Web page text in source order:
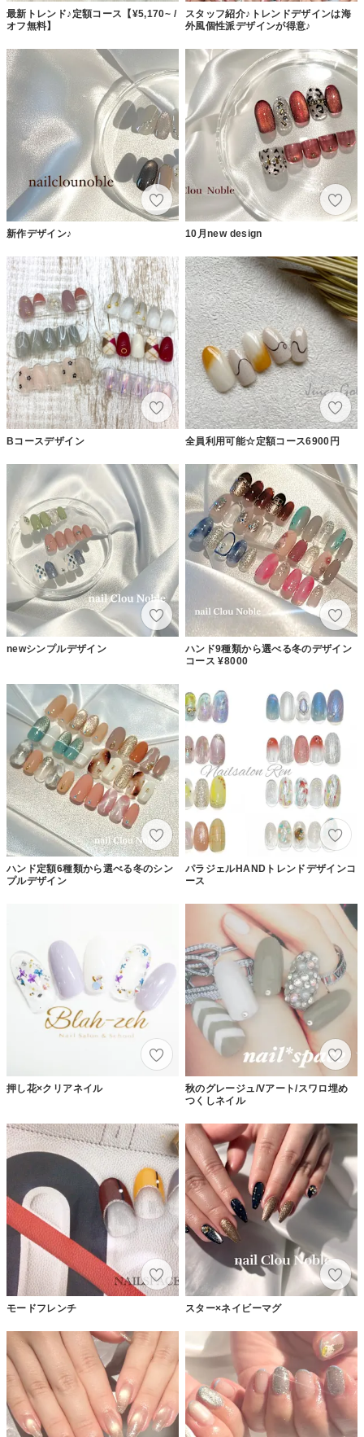
最新トレンド♪定額コース【¥5,170~ /
オフ無料】
スタッフ紹介♪トレンドデザインは海
外風個性派デザインが得意♪
新作デザイン♪ 10月new design
Bコースデザイン 全員利用可能☆定額コース6900円
newシンプルデザイン
ハンド9種類から選べる冬のデザイン
コース ¥8000
ハンド定額6種類から選べる冬のシン
プルデザイン
パラジェルHANDトレンドデザインコ
ース
押し花×クリアネイル
秋のグレージュ/Vアート/スワロ埋め
つくしネイル
モードフレンチ スター×ネイビーマグ